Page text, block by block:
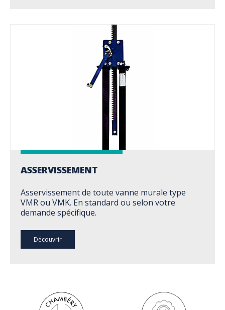
ASSERVISSEMENT
Asservissement de toute vanne murale type
VMR ou VMK. En standard ou selon votre
demande spécifique.
Découvrir